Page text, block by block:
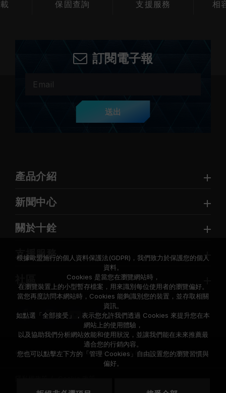
保固查詢 支援服務 相
訂閱電子報
送出
產品介紹
新聞中心
關於十銓
支援服務
© 2026 Team Group Inc. All Rights Reserved.
根據歐盟施行的個人資料保護法(GDPR)，我們致力於保護您的個人
資料。
Cookies 是當您在瀏覽網站時，
在瀏覽裝置上的小型暫存檔案，用來識別每位使用者的瀏覽偏好。
當您再度訪問本網站時，Cookies 能夠識別您的裝置，並存取相關
資訊。
如點選「全部接受」，表示您允許我們透過 Cookies 來提升您在本
網站上的使用體驗，
以及協助我們分析網站效能和使用狀況，並讓我們能在未來推薦最
適合您的行銷內容。
您也可以點擊左下方的「管理 Cookies」自由設置您的瀏覽習慣與
偏好。